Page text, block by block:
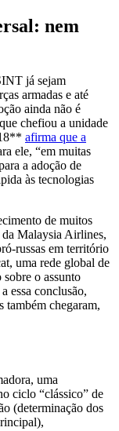
nem
já sejam
armadas e até
ainda não é
chefiou a unidade
afirma que a
ele, “em muitas
a adoção de
às tecnologias
de muitos
da Malaysia Airlines,
russas em território
uma rede global de
o assunto
essa conclusão,
também chegaram,
uma
ciclo “clássico” de
(determinação dos